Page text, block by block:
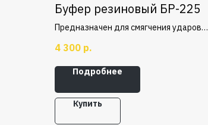
Буфер резиновый БР-225
Предназначен для смягчения ударов и
и грузовых тележек на упоры. Буфера
резиновые имеют упругий элемент,
который поглощает кинетическую
энергию движущегося крана или
тележки в момент столкновения.
4 300 р.
Подробнее
Купить